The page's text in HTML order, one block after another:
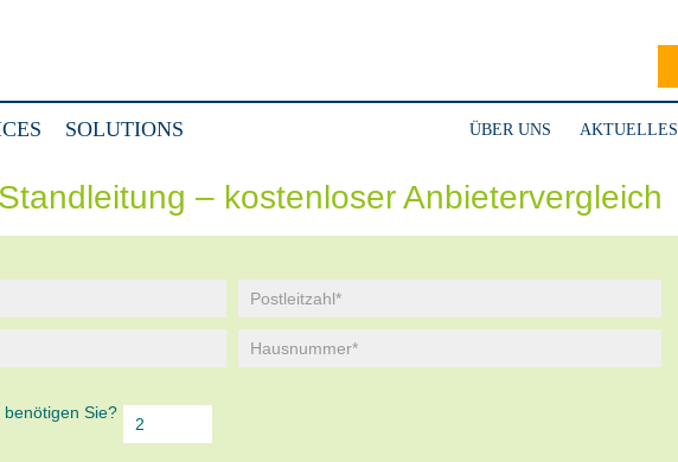
SOLUTIONS ÜBER UNS AKTUELLES
Standleitung – kostenloser Anbietervergleich
Sie?